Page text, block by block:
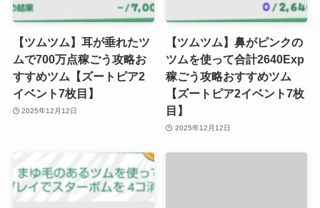
【ツムツム】耳が垂れたツ
ムで700万点稼ごう攻略お
すすめツム【ズートピア2
イベント7枚目】
2025年12月12日
【ツムツム】鼻がピンクの
ツムを使って合計2640Exp
稼ごう攻略おすすめツム
【ズートピア2イベント7枚
目】
2025年12月12日